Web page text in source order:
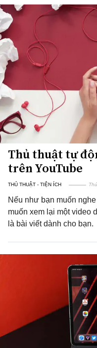
Thủ thuật tự
trên YouTube
THỦ THUẬT - TIỆN ÍCH
Nếu như bạn muốn
muốn xem lại một video
là bài viết dành cho bạn.